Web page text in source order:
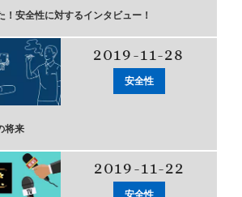
安全性に対するインタビュー！
2019-11-28
安全性
将来
2019-11-22
安全性